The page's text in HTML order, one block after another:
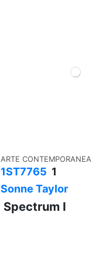
ARTE CONTEMPORANEA
1ST7765 1
Sonne Taylor
Spectrum I